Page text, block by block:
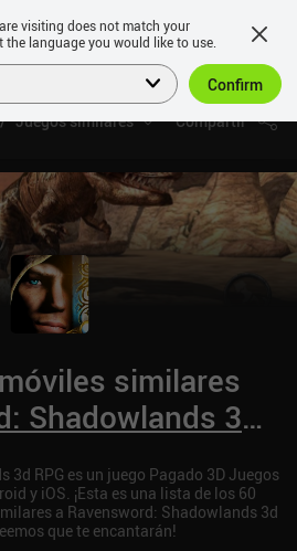
3d RPG
Juegos similares Compartir
similares
Shadowlands 3d
3d RPG es un juego Pagado 3D Juegos
y iOS. ¡Esta es una lista de los 60
a Ravensword: Shadowlands 3d
que te encantarán!
visiting does not match your
language you would like to use.
Confirm